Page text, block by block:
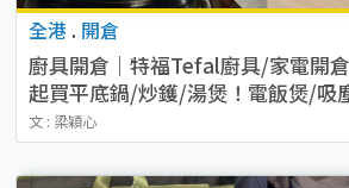
全港 . 開倉
廚具開倉｜特福Tefal廚具/家電開
起買平底鍋/炒鑊/湯煲！電飯煲/吸
文 : 梁穎心